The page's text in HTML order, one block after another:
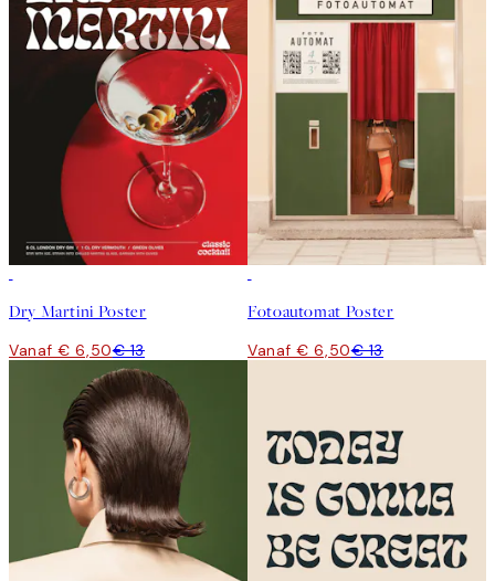
Dry Martini Poster
Vanaf € 6,50€ 13
Fotoautomat Poster
Vanaf € 6,50€ 13